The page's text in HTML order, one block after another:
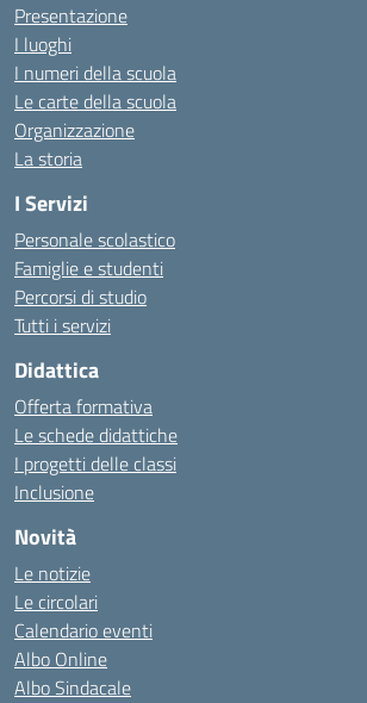
Presentazione
I luoghi
I numeri della scuola
Le carte della scuola
Organizzazione
La storia
I Servizi
Personale scolastico
Famiglie e studenti
Percorsi di studio
Tutti i servizi
Didattica
Offerta formativa
Le schede didattiche
I progetti delle classi
Inclusione
Novità
Le notizie
Le circolari
Calendario eventi
Albo Online
Albo Sindacale